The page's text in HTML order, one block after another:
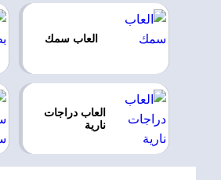
العاب سمك
العاب دراجات
نارية